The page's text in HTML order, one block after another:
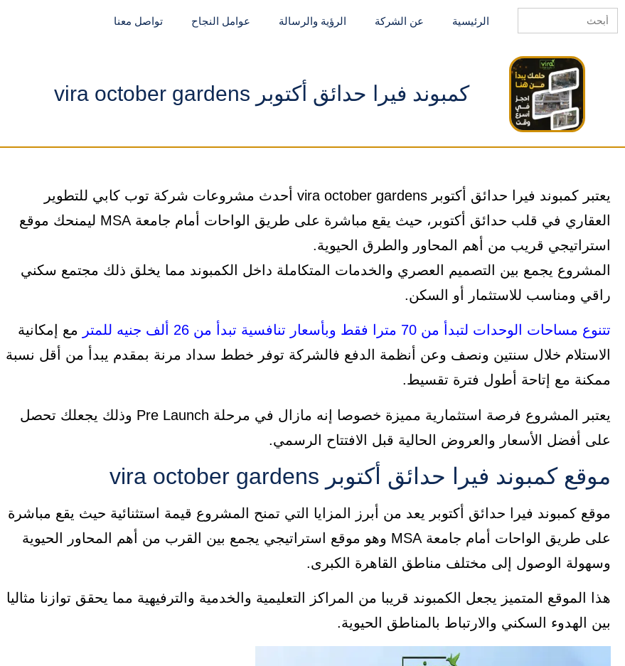
Search
for:
الرئيسية عن الشركة الرؤية والرسالة عوامل النجاح تواصل معنا
كمبوند فيرا حدائق أكتوبر vira october gardens
يعتبر كمبوند فيرا حدائق أكتوبر vira october gardens أحدث مشروعات شركة توب كابي للتطوير
العقاري في قلب حدائق أكتوبر، حيث يقع مباشرة على طريق الواحات أمام جامعة MSA ليمنحك موقع
استراتيجي قريب من أهم المحاور والطرق الحيوية.
المشروع يجمع بين التصميم العصري والخدمات المتكاملة داخل الكمبوند مما يخلق ذلك مجتمع سكني
راقي ومناسب للاستثمار أو السكن.
تتنوع مساحات الوحدات لتبدأ من 70 مترا فقط وبأسعار تنافسية تبدأ من 26 ألف جنيه للمتر
مع إمكانية
الاستلام خلال سنتين ونصف وعن أنظمة الدفع فالشركة توفر خطط سداد مرنة بمقدم يبدأ من أقل نسبة
ممكنة مع إتاحة أطول فترة تقسيط.
يعتبر المشروع فرصة استثمارية مميزة خصوصا إنه مازال في مرحلة Pre Launch وذلك يجعلك تحصل
على أفضل الأسعار والعروض الحالية قبل الافتتاح الرسمي.
موقع كمبوند فيرا حدائق أكتوبر vira october gardens
موقع كمبوند فيرا حدائق أكتوبر يعد من أبرز المزايا التي تمنح المشروع قيمة استثنائية حيث يقع مباشرة
على طريق الواحات أمام جامعة MSA وهو موقع استراتيجي يجمع بين القرب من أهم المحاور الحيوية
وسهولة الوصول إلى مختلف مناطق القاهرة الكبرى.
هذا الموقع المتميز يجعل الكمبوند قريبا من المراكز التعليمية والخدمية والترفيهية مما يحقق توازنا مثاليا
بين الهدوء السكني والارتباط بالمناطق الحيوية.